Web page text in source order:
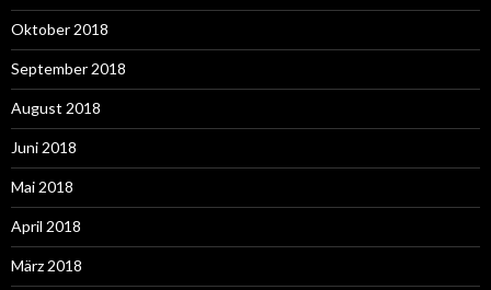
Oktober 2018
September 2018
August 2018
Juni 2018
Mai 2018
April 2018
März 2018